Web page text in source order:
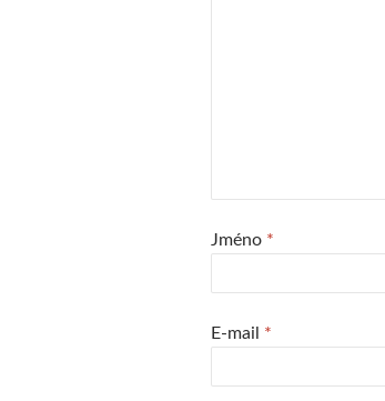
Jméno *
E-mail *